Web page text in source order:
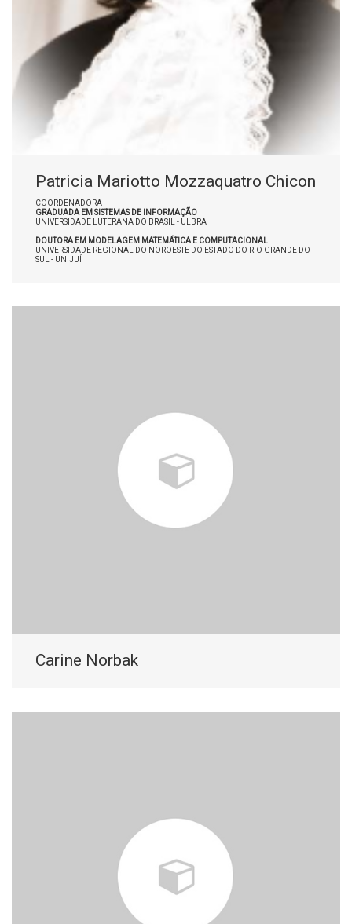
Patricia Mariotto Mozzaquatro Chicon
COORDENADORA
GRADUADA EM SISTEMAS DE INFORMAÇÃO
UNIVERSIDADE LUTERANA DO BRASIL - ULBRA
DOUTORA EM MODELAGEM MATEMÁTICA E COMPUTACIONAL
UNIVERSIDADE REGIONAL DO NOROESTE DO ESTADO DO RIO GRANDE DO
SUL - UNIJUÍ
Carine Norbak